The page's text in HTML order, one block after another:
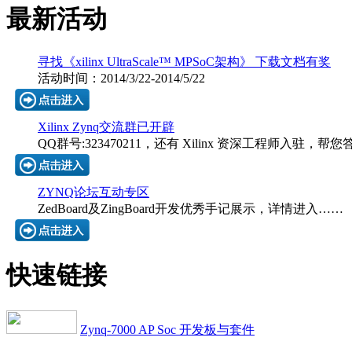
最新活动
寻找《xilinx UltraScale™ MPSoC架构》 下载文档有奖
活动时间：2014/3/22-2014/5/22
Xilinx Zynq交流群已开辟
QQ群号:323470211，还有 Xilinx 资深工程师入驻，帮您
ZYNQ论坛互动专区
ZedBoard及ZingBoard开发优秀手记展示，详情进入……
快速链接
Zynq-7000 AP Soc 开发板与套件